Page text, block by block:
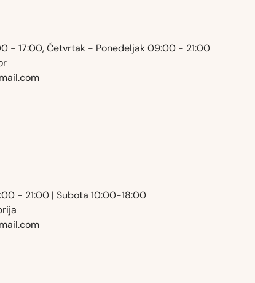
- 17:00, Četvrtak - Ponedeljak 09:00 - 21:00
- 21:00 | Subota 10:00-18:00